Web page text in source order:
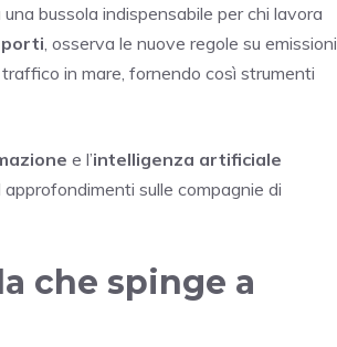
bussola indispensabile per chi lavora
porti , osserva le nuove regole su emissioni
in mare, fornendo così strumenti
e l’intelligenza artificiale
sulle compagnie di
che spinge a